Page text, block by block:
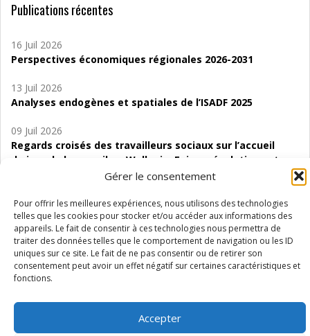
Gérer le consentement
Pour offrir les meilleures expériences, nous utilisons des technologies
telles que les cookies pour stocker et/ou accéder aux informations des
appareils. Le fait de consentir à ces technologies nous permettra de
traiter des données telles que le comportement de navigation ou les ID
uniques sur ce site. Le fait de ne pas consentir ou de retirer son
consentement peut avoir un effet négatif sur certaines caractéristiques et
fonctions.
Accepter
Publications récentes
16 Juil 2026
Perspectives économiques régionales 2026-2031
13 Juil 2026
Analyses endogènes et spatiales de l’ISADF 2025
09 Juil 2026
Regards croisés des travailleurs sociaux sur l’accueil
de jour de bas seuil en Wallonie. Enjeux, évolutions et
06 Juil 2026
Étude d’évaluabilité des Structures
d’accompagnement à l’autocréation d’emploi (SAACE)
01 Juil 2026
Pénurie du personnel infirmier :quels indicateurs
Wallonie ?